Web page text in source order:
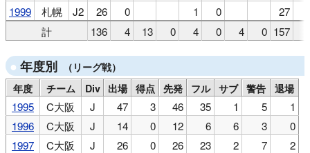
1999
札幌 J2 26 0 1 0 27
計
136 4 13 0 4 0 4 0 157
年度別
（リーグ戦）
年度
チーム Div 出場 得点 先発 フル サブ 警告 退場
1995 C大阪 J 47 3 46 35 1 5
1
1996
C大阪 J 14 0 12 6 6 3
0
1997
C大阪 J 26 0 26 23 2 7
2